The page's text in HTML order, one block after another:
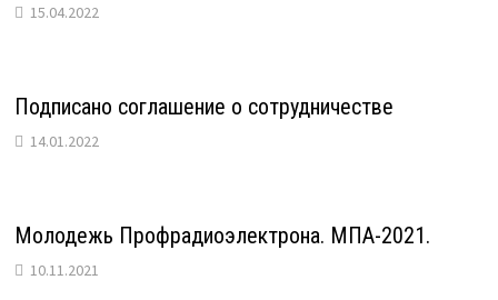
15.04.2022
Подписано соглашение о сотрудничестве
14.01.2022
Молодежь Профрадиоэлектрона. МПА-2021.
10.11.2021